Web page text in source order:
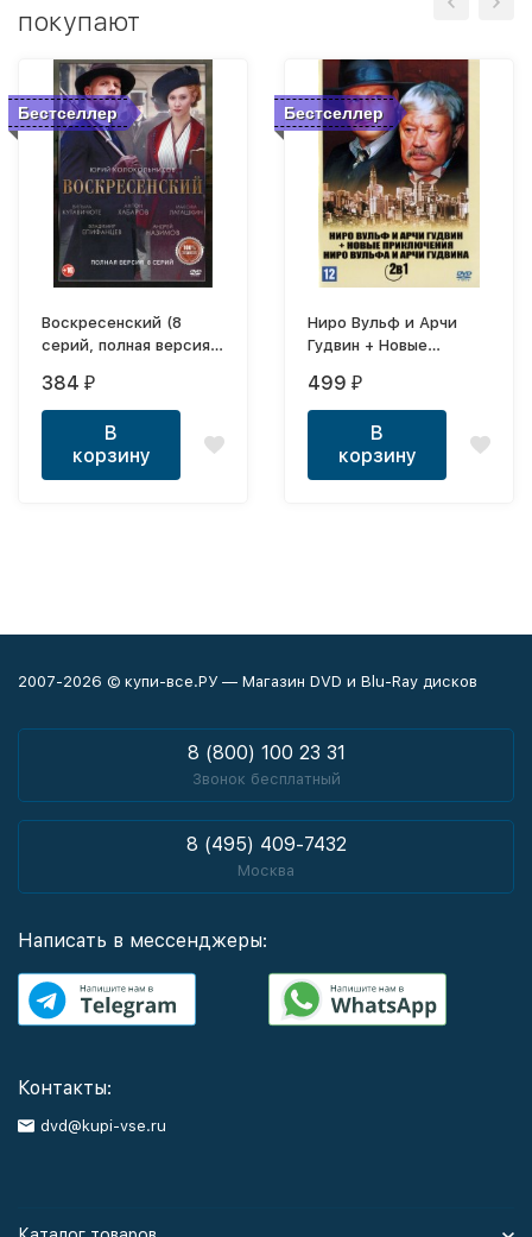
покупают
Бестселлер
Воскресенский (8
серий, полная версия)
384 ₽
В
корзину
Бестселлер
Ниро Вульф и Арчи
Гудвин + Новые
Вульфа и Арчи Гудвина
2в1 (Росси, 2001-2004,
полная версия, 2
сезона, 9 серий)
499 ₽
В
корзину
2007-2026 © купи-все.РУ — Магазин DVD и Blu-Ray дисков
8 (800) 100 23 31
Звонок бесплатный
8 (495) 409-7432
Москва
Написать в мессенджеры:
Контакты:
dvd@kupi-vse.ru